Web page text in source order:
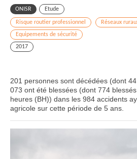
ONISR Etude
Risque routier professionnel
Réseaux
Equipements de sécurité
2017
201 personnes sont décédées (dont
073 ont été blessées (dont 774
heures (BH)) dans les 984 accidents
agricole sur cette période de 5 ans.